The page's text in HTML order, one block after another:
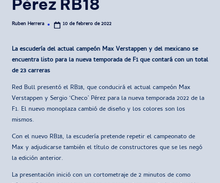
Publicado
Ruben Herrera 10 de febrero de 2022
La escudería del actual campeón Max Verstappen y del mexicano se
encuentra listo para la nueva temporada de F1 que contará con un total
de 23 carreras
Red Bull presentó el RB18, que conducirá el actual campeón Max
Verstappen y Sergio ‘Checo’ Pérez para la nueva temporada 2022 de la
F1. El nuevo monoplaza cambió de diseño y los colores son los
mismos.
Con el nuevo RB18, la escudería pretende repetir el campeonato de
Max y adjudicarse también el título de constructores que se les negó
la edición anterior.
La presentación inició con un cortometraje de 2 minutos de como